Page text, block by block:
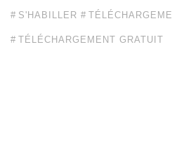
S'HABILLER
TÉLÉCHARGEMENT GRATUIT